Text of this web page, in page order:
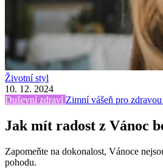
Životní styl
10. 12. 2024
Duševní zdraví Zimní vášeň pro
Jak mít radost z Vánoc
Zapomeňte na dokonalost, Vánoce
pohodu.